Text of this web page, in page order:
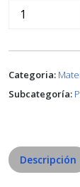
Categoria:
Subcategoría:
Descripción